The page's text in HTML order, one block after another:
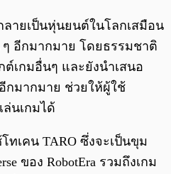
ลายเป็นหุ่นยนต์ในโลกเสมือน
อีกมากมาย โดยธรรมชาติ
เกมอื่นๆ และยังนำเสนอ
อีกมากมาย ช่วยให้ผู้ใช้
ล่นเกมได้
ทเคน TARO ซึ่งจะเป็นขุม
ของ RobotEra รวมถึงเกม